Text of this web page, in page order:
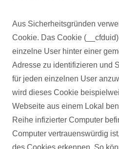
Aus Sicherheitsgründen
Cookie. Das Cookie
einzelne User hinter einer
Adresse zu identifizieren und
für jeden einzelnen User
wird dieses Cookie
Webseite aus einem Lokal
Reihe infizierter Computer
Computer vertrauenswürdig
des Cookies erkennen. So